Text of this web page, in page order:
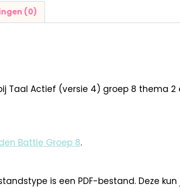
(0)
Taal Actief (versie 4) groep 8 thema
Battle Groep 8.
is een PDF-bestand. Deze